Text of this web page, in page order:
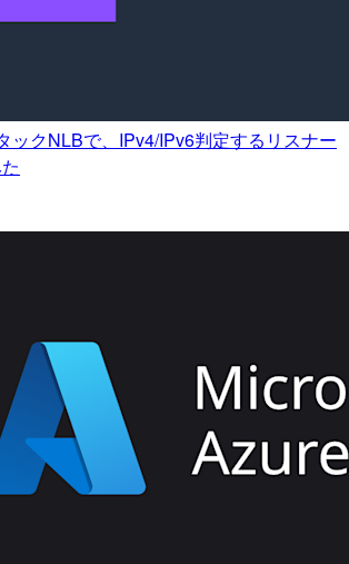
ックNLBで、IPv4/IPv6判定するリスナー